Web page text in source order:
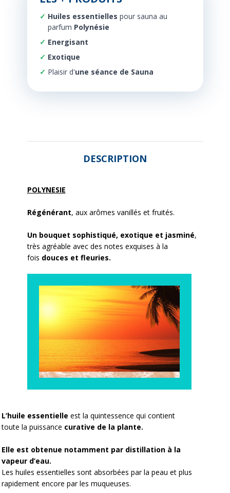
Huiles essentielles pour sauna au
parfum Polynésie
Energisant
Exotique
Plaisir d'une séance de Sauna
DESCRIPTION
POLYNESIE
Régénérant, aux arômes vanillés et fruités.
Un bouquet sophistiqué, exotique et jasminé,
très agréable avec des notes exquises à la
fois douces et fleuries.
L’huile essentielle est la quintessence qui contient
toute la puissance curative de la plante.
Elle est obtenue notamment par distillation à la
vapeur d’eau.
Les huiles essentielles sont absorbées par la peau et plus
rapidement encore par les muqueuses.